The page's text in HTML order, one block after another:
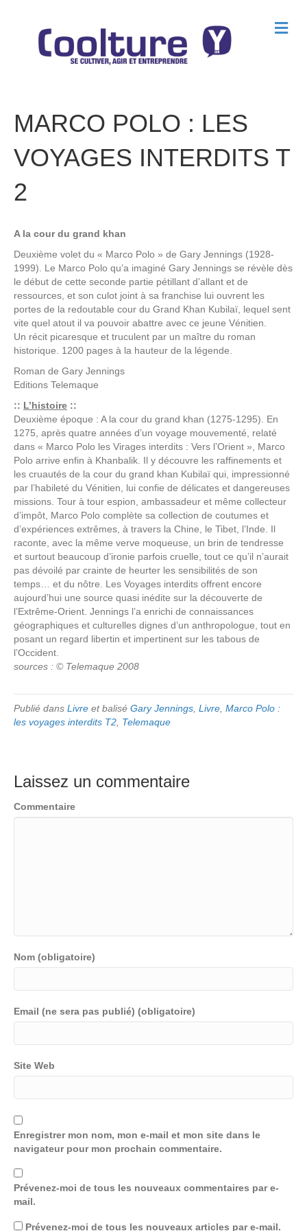
M
e
MARCO POLO : LES
VOYAGES INTERDITS T
2
A la cour du grand khan
Deuxième volet du « Marco Polo » de Gary Jennings (1928-
1999). Le Marco Polo qu’a imaginé Gary Jennings se révèle dès
le début de cette seconde partie pétillant d’allant et de
ressources, et son culot joint à sa franchise lui ouvrent les
portes de la redoutable cour du Grand Khan Kubilaï, lequel sent
vite quel atout il va pouvoir abattre avec ce jeune Vénitien.
Un récit picaresque et truculent par un maître du roman
historique. 1200 pages à la hauteur de la légende.
Roman de Gary Jennings
Editions Telemaque
:: L’histoire ::
Deuxième époque : A la cour du grand khan (1275-1295). En
1275, après quatre années d’un voyage mouvementé, relaté
dans « Marco Polo les Virages interdits : Vers l’Orient », Marco
Polo arrive enfin à Khanbalik. Il y découvre les raffinements et
les cruautés de la cour du grand khan Kubilaï qui, impressionné
par l’habileté du Vénitien, lui confie de délicates et dangereuses
missions. Tour à tour espion, ambassadeur et même collecteur
d’impôt, Marco Polo complète sa collection de coutumes et
d’expériences extrêmes, à travers la Chine, le Tibet, l’Inde. Il
raconte, avec la même verve moqueuse, un brin de tendresse
et surtout beaucoup d’ironie parfois cruelle, tout ce qu’il n’aurait
pas dévoilé par crainte de heurter les sensibilités de son
temps… et du nôtre. Les Voyages interdits offrent encore
aujourd’hui une source quasi inédite sur la découverte de
l’Extrême-Orient. Jennings l’a enrichi de connaissances
géographiques et culturelles dignes d’un anthropologue, tout en
posant un regard libertin et impertinent sur les tabous de
l’Occident.
sources : © Telemaque 2008
Publié dans Livre et balisé Gary Jennings Livre Marco Polo :
les voyages interdits T2 Telemaque
Laissez un commentaire
Commentaire
Nom (obligatoire)
Email (ne sera pas publié) (obligatoire)
Site Web
Enregistrer mon nom, mon e-mail et mon site dans le
navigateur pour mon prochain commentaire.
Prévenez-moi de tous les nouveaux commentaires par e-
mail.
Prévenez-moi de tous les nouveaux articles par e-mail.